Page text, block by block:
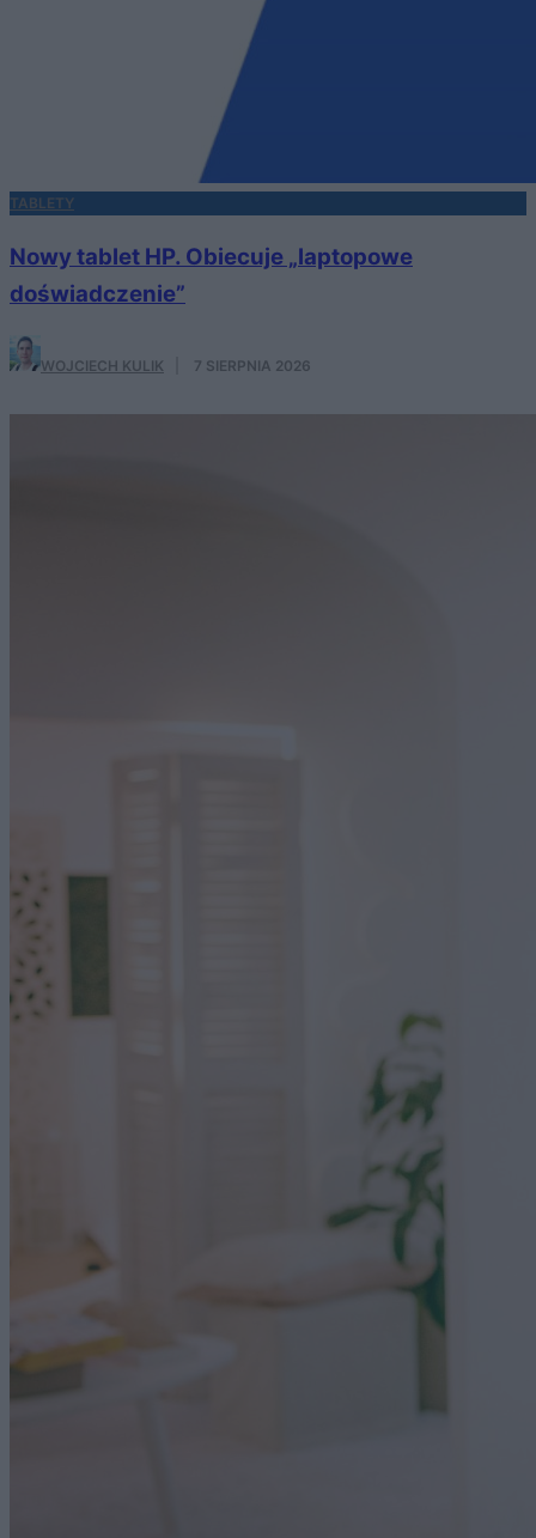
TABLETY
Nowy tablet HP. Obiecuje „laptopowe
doświadczenie”
WOJCIECH KULIK 7 SIERPNIA 2026